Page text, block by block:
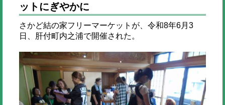
ットにぎやかに
さかど結の家フリーマーケットが、令和8年6月3
日、肝付町内之浦で開催された。